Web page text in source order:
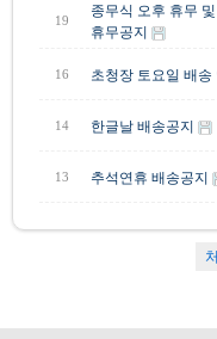
19
종무식 오후 휴무
휴무공지
16 초청장 토요일 배송
14 한글날 배송공지
13 추석연휴 배송공지